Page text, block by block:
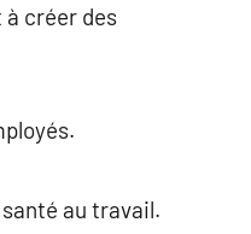
à créer des
au travail.